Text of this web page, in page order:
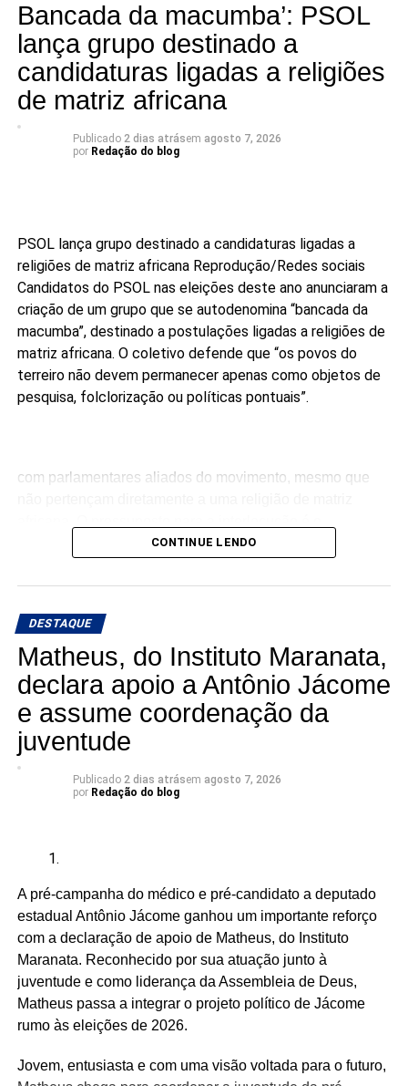
Bancada da macumba’: PSOL
lança grupo destinado a
candidaturas ligadas a religiões
de matriz africana
Publicado 2 dias atrásem agosto 7, 2026
por Redação do blog
PSOL lança grupo destinado a candidaturas ligadas a
religiões de matriz africana Reprodução/Redes sociais
Candidatos do PSOL nas eleições deste ano anunciaram a
criação de um grupo que se autodenomina “bancada da
macumba”, destinado a postulações ligadas a religiões de
matriz africana. O coletivo defende que “os povos do
terreiro não devem permanecer apenas como objetos de
pesquisa, folclorização ou políticas pontuais”.
com parlamentares aliados do movimento, mesmo que
compromisso público com a agenda da articulação.
“Ninguém pode falar melhor por nós do que nós mesmos.
ocupando os parlamentos, continuaremos sendo
lembrados apenas em momentos pontuais”, dizem os
candidatos à Câmara.
A articulação reúne seis candidatos à Câmara dos
Deputados:
Wesley Mendes (BA)
Mãe Bernadete de Oxóssi (BA)
Ariane Magalhães (RJ)
combate o racismo religioso. Segundo a sigla, entre seus
CONTINUE LENDO
DESTAQUE
Matheus, do Instituto Maranata,
declara apoio a Antônio Jácome
e assume coordenação da
juventude
Publicado 2 dias atrásem agosto 7, 2026
por Redação do blog
A pré-campanha do médico e pré-candidato a deputado
estadual Antônio Jácome ganhou um importante reforço
com a declaração de apoio de Matheus, do Instituto
Maranata. Reconhecido por sua atuação junto à
juventude e como liderança da Assembleia de Deus,
Matheus passa a integrar o projeto político de Jácome
rumo às eleições de 2026.
Jovem, entusiasta e com uma visão voltada para o futuro,